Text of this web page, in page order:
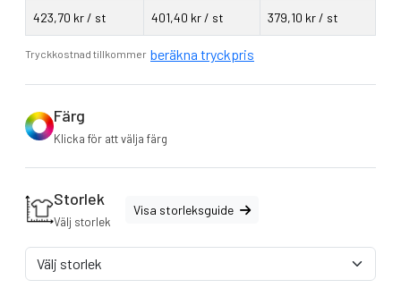
från 3.000 mm till 4.999 mm
423,70 kr / st 401,40 kr / st 379,10 kr / st
Tryckkostnad tillkommer beräkna tryckpris
Färg
Klicka för att välja färg
Storlek
Välj storlek
Visa storleksguide